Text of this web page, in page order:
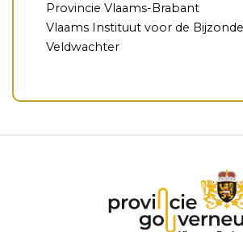
Provincie Vlaams-Brabant
Vlaams Instituut voor de
Veldwachter